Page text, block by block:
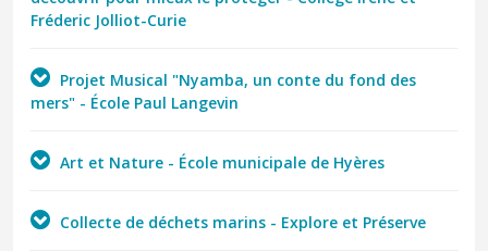
Fréderic Jolliot-Curie
mers" - École Paul Langevin
Art et Nature - École municipale de Hyères
Collecte de déchets marins - Explore et Préserve